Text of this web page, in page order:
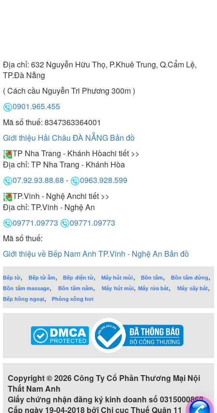
Địa chỉ: 632 Nguyễn Hữu Thọ, P.Khuê Trung, Q.Cẩm Lệ,
TP.Đà Nẵng
( Cách cầu Nguyễn Tri Phương 300m )
0901.965.455
Mã số thuế: 8347363364001
Giới thiệu Hải Châu ĐÀ NẴNG Bản đồ
TP Nha Trang - Khánh Hòachi tiết >>
Địa chỉ: TP Nha Trang - Khánh Hòa
07.92.93.88.68 -
0963.928.599
TP.Vinh - Nghệ Anchi tiết >>
Địa chỉ: TP.Vinh - Nghệ An
09771.09773
09771.09773
Mã số thuế:
Giới thiệu về Bếp Nam Anh TP.Vinh - Nghệ An Bản đồ
Bếp từ, Bếp từ âm,Bếp điện từ,Máy hút mùi, Bồn tắm, Bồn tắm đứng,
Bồn tắm massage,Bồn tắm nằm,Máy hút mùi,Máy rửa bát,Máy sấy bát,
Bếp hồng ngoại, Phòng xông hơi
Copyright © 2026 Công Ty Cổ Phần Thương Mại Nội
Thất Nam Anh
Giấy chứng nhận đăng ký kinh doanh số 0315000860
Cấp ngày 19-04-2018 bởi Chi cục Thuế Quận 11